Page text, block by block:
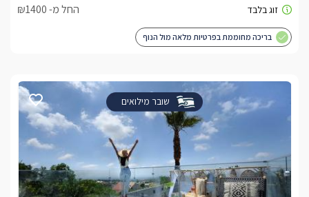
החל מ- ₪1400
בריכה מחוממת בפרטיות מלאה מול הנוף
שובר מילואים